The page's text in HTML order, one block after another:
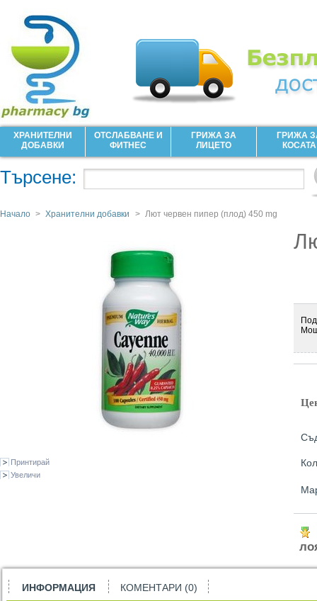
ХРАНИТЕЛНИ
ДОБАВКИ
ОТСЛАБВАНЕ И
ФИТНЕС
ГРИЖА ЗА
ЛИЦЕТО
ГРИЖА
КОСАТА
Търсене:
Начало > Хранителни добавки > Лют червен пипер (плод) 450 mg
Принтирай
Увеличи
ИНФОРМАЦИЯ КОМЕНТАРИ (0)